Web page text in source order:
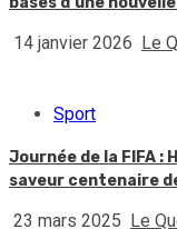
14 janvier 2026 Le
Sport
Journée de la FIFA :
saveur centenaire
23 mars 2025 Le